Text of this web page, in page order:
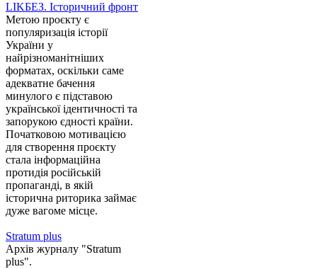
LIKБЕЗ. Історичний фронт
Метою проєкту є
популяризація історії
України у
найрізноманітніших
форматах, оскільки саме
адекватне бачення
минулого є підставою
української ідентичності та
запорукою єдності країни.
Початковою мотивацією
для створення проєкту
стала інформаційна
протидія російській
пропаганді, в якій
історична риторика займає
дуже вагоме місце.
Stratum plus
Архів журналу "Stratum
plus".